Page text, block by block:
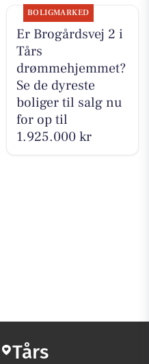
BOLIGMARKED
Er Brogårdsvej 2 i
Tårs
drømmehjemmet?
Se de dyreste
boliger til salg nu
for op til
1.925.000 kr
Tårs